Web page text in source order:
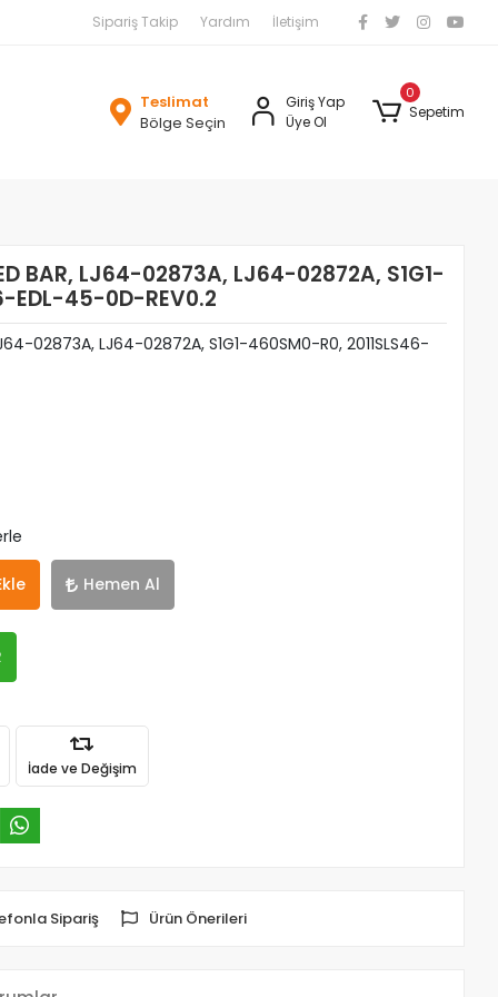
Sipariş Takip Yardım İletişim
Teslimat
Bölge Seçin
Giriş Yap
Üye Ol
0
Sepetim
BAR, LJ64-02873A, LJ64-02872A, S1G1-
EDL-45-0D-REV0.2
02873A, LJ64-02872A, S1G1-460SM0-R0, 2011SLS46-
Hemen Al
İade ve Değişim
Sipariş Ürün Önerileri